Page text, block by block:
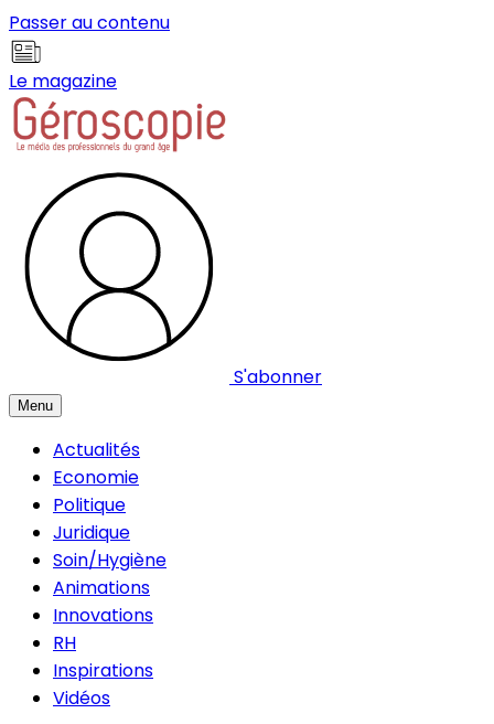
Passer au contenu
Le magazine
S'abonner
Menu
Actualités
Economie
Politique
Juridique
Soin/Hygiène
Animations
Innovations
RH
Inspirations
Vidéos
Panneau de gestion des cookies